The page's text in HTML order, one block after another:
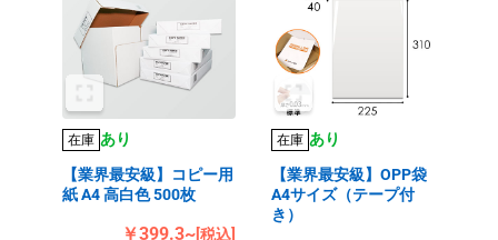
在庫 あり
【業界最安級】コピー用
紙 A4 高白色 500枚
￥399.3~[税込]
在庫 あり
【業界最安級】OPP袋
A4サイズ（テープ付
き）